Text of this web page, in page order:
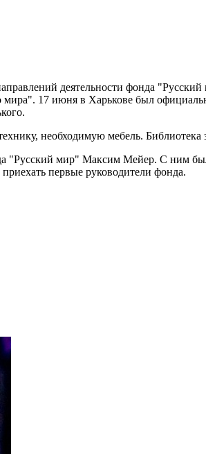
деятельности фонда
17 июня в Харькове был
необходимую мебель. Библиотека
мир" Максим Мейер. С ним
первые руководители фонда.